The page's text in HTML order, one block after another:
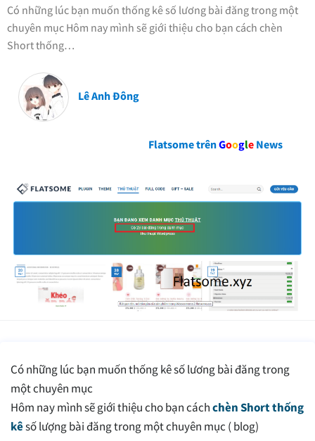
Có những lúc bạn muốn thống kê số lương bài đăng trong một
chuyên mục Hôm nay mình sẽ giới thiệu cho bạn cách chèn
Short thống…
Lê Anh Đông
Flatsome trênGoogle News
Có những lúc bạn muốn thống kê số lương bài đăng trong
một chuyên mục
Hôm nay mình sẽ giới thiệu cho bạn cáchchèn Short thống
kêsố lượng bài đăng trong một chuyên mục ( blog)